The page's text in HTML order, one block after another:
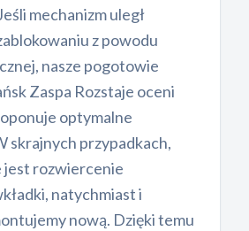
mechanizm uległ
z powodu
nasze pogotowie
Zaspa Rozstaje oceni
optymalne
skrajnych przypadkach,
jest rozwiercenie
natychmiast i
nową. Dzięki temu